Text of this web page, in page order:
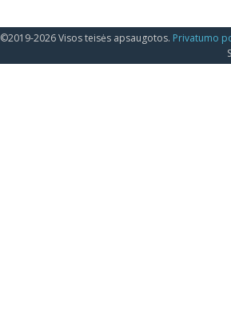
©2019-2026 Visos teisės apsaugotos. Privatumo